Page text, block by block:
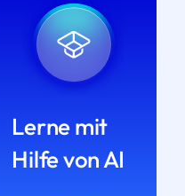
Lerne mit
Hilfe von AI